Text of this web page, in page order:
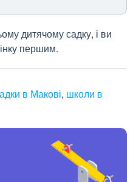
дитячому садку, і ви
першим.
в Макові, школи в